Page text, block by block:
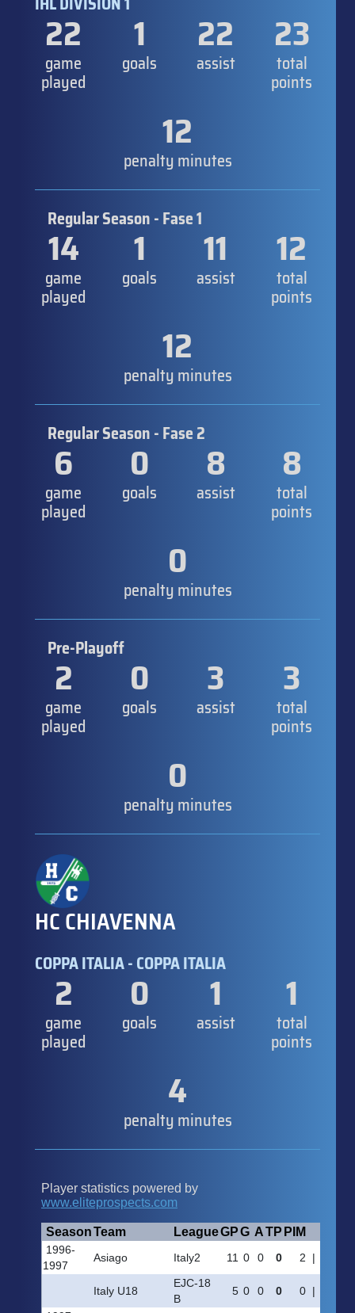
22
game
played
1
goals
22
assist
23
total
points
12
penalty minutes
Regular Season - Fase 1
14
game
played
1
goals
11
assist
12
total
points
12
penalty minutes
Regular Season - Fase 2
6
game
played
0
goals
8
assist
8
total
points
0
penalty minutes
Pre-Playoff
2
game
played
0
goals
3
assist
3
total
points
0
penalty minutes
HC CHIAVENNA
COPPA ITALIA - COPPA ITALIA
2
game
played
0
goals
1
assist
1
total
points
4
penalty minutes